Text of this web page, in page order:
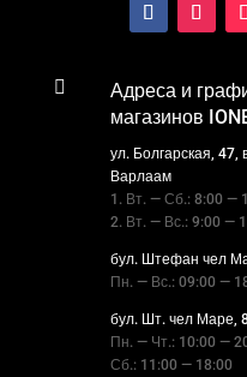

Адреса и
магазинов
ул. Болгарская,
Варлаам
1. Вт. — Сб.: 8:00 —
2. Вт. — Вс.: 9:00 —
бул. Штефан чел
Пн. — Вс.: 09:00 —
бул. Шт. чел Маре,
Пн. — Чт.: 10:00 —
Сб.: 11:00 — 18:00